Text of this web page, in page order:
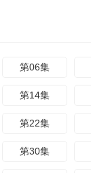
第06集
第14集
第22集
第30集